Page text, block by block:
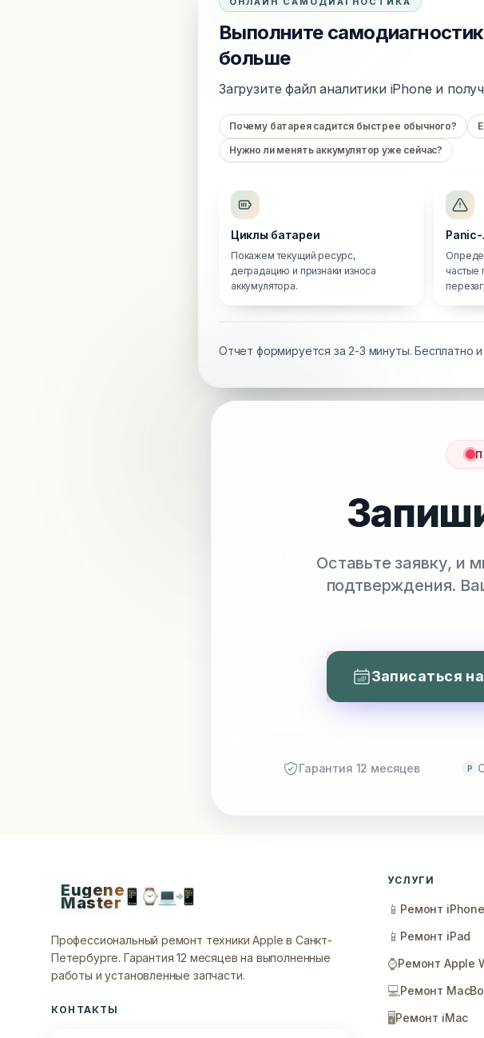
Выполните
больше
Загрузите файл аналитики iPhone и
Почему батарея садится быстрее обычного?
Нужно ли менять аккумулятор уже сейчас?
Циклы батареи
Покажем текущий ресурс,
деградацию и признаки износа
аккумулятора.
Panic-
частые
Отчет формируется за 2-3 минуты. Бесплатно и
Оставьте заявку, и
подтверждения.
Записаться
Гарантия 12 месяцев P
Eugene
Master📱 ⌚💻📲
Профессиональный ремонт техники Apple в Санкт-
Петербурге. Гарантия 12 месяцев на выполненные
работы и установленные запчасти.
КОНТАКТЫ
УСЛУГИ
📱 Ремонт iPhone
📱 Ремонт iPad
⌚Ремонт Apple
💻Ремонт
🖥️Ремонт iMac